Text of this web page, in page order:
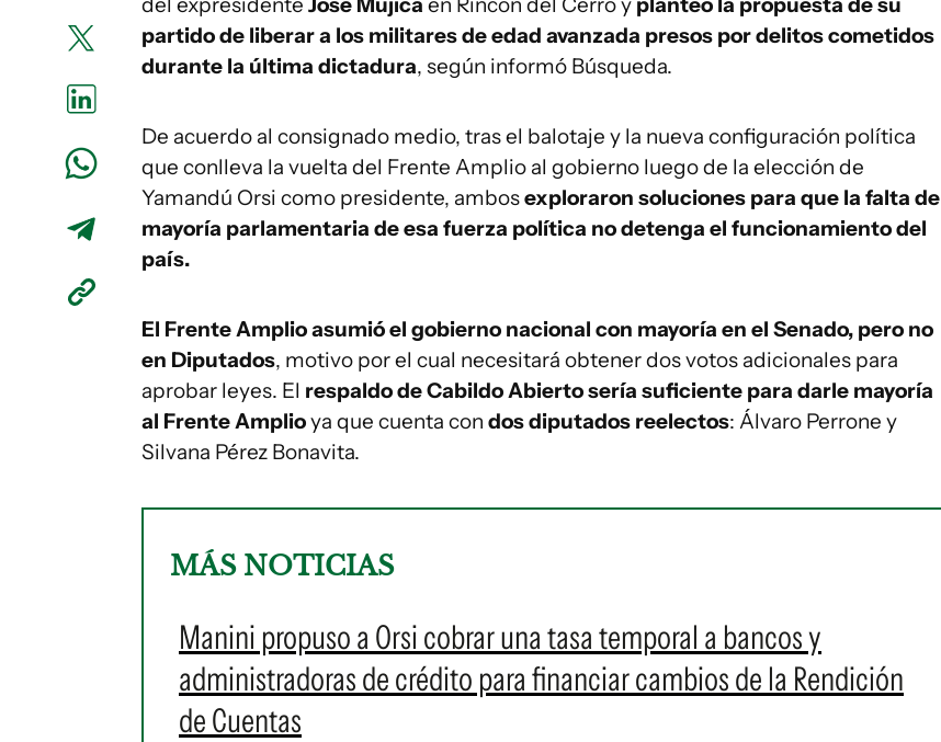
partido de liberar a los militares de edad avanzada presos por delitos cometidos
durante la última dictadura, según informó Búsqueda.
De acuerdo al consignado medio, tras el balotaje y la nueva configuración política
que conlleva la vuelta del Frente Amplio al gobierno luego de la elección de
Yamandú Orsi como presidente, ambosexploraron soluciones para que la falta de
mayoría parlamentaria de esa fuerza política no detenga el funcionamiento del
país.
El Frente Amplio asumió el gobierno nacional con mayoría en el Senado, pero no
en Diputados, motivo por el cual necesitará obtener dos votos adicionales para
aprobar leyes. El respaldo de Cabildo Abierto sería suficiente para darle mayoría
al Frente Amplioya que cuenta con dos diputados reelectos: Álvaro Perrone y
Silvana Pérez Bonavita.
MÁS NOTICIAS
Manini propuso a Orsi cobrar una tasa temporal a bancos y
administradoras de crédito para financiar cambios de la Rendición
de Cuentas